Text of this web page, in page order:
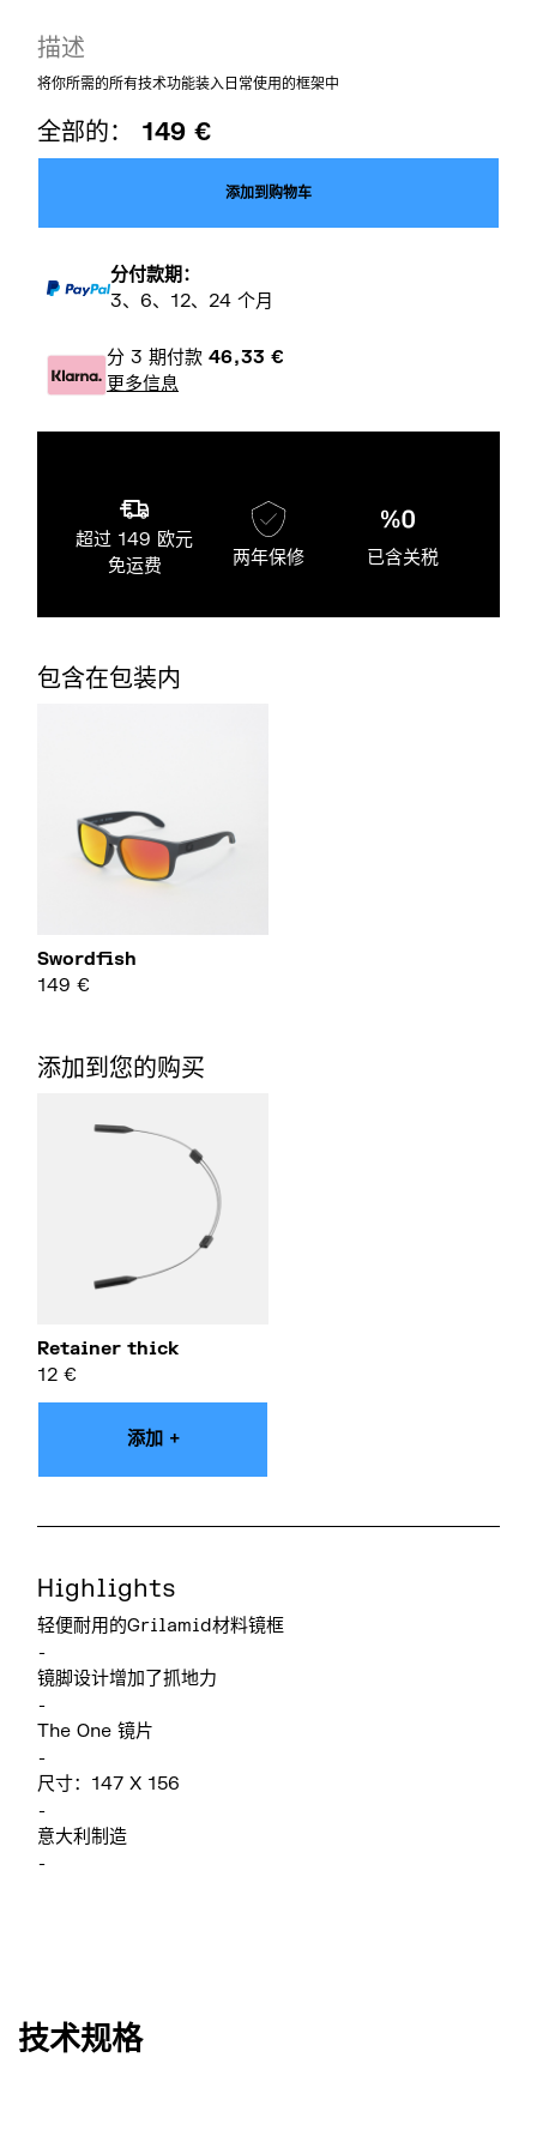
描述
将你所需的所有技术功能装入日常使用的框架中
全部的： 149 €
添加到购物车
分付款期：
3、6、12、24 个月
分 3 期付款46,33 €
更多信息
超过 149 欧元
免运费
两年保修 已含关税
包含在包装内
Swordfish
149 €
添加到您的购买
Retainer thick
12 €
添加 +
Highlights
轻便耐用的Grilamid材料镜框
-
镜脚设计增加了抓地力
-
The One 镜片
-
尺寸：147 X 156
-
意大利制造
-
技术规格